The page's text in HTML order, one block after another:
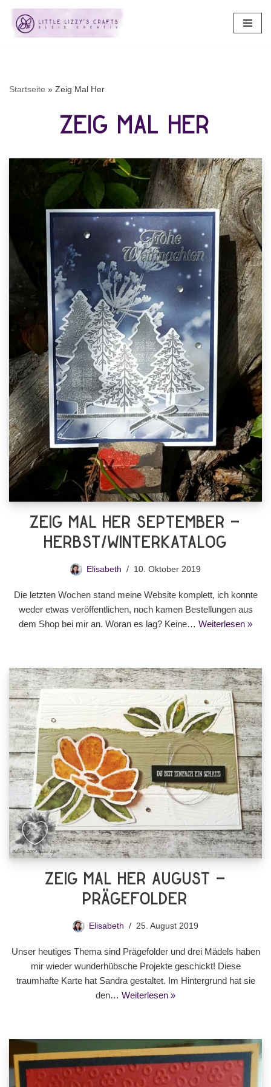
Startseite » Zeig Mal Her
Zeig Mal Her
Zeig Mal Her September –
Herbst/Winterkatalog
Elisabeth 10. Oktober 2019
Die letzten Wochen stand meine Website komplett, ich konnte
weder etwas veröffentlichen, noch kamen Bestellungen aus
dem Shop bei mir an. Woran es lag? Keine… Weiterlesen »
Zeig Mal Her August –
Prägefolder
Elisabeth 25. August 2019
Unser heutiges Thema sind Prägefolder und drei Mädels haben
mir wieder wunderhübsche Projekte geschickt! Diese
traumhafte Karte hat Sandra gestaltet. Im Hintergrund hat sie
den… Weiterlesen »